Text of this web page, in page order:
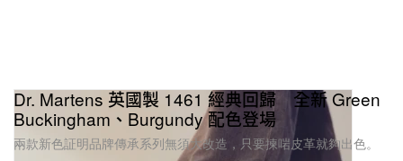
Dr. Martens 英國製 1461 經典回歸 全新 Green
Buckingham、Burgundy 配色登場
兩款新色証明品牌傳承系列無須大改造，只要揀啱皮革就夠出色。